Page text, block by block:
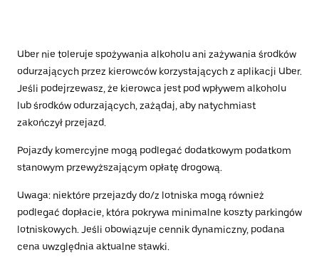
Uber nie toleruje spożywania alkoholu ani zażywania środków
odurzających przez kierowców korzystających z aplikacji Uber.
Jeśli podejrzewasz, że kierowca jest pod wpływem alkoholu
lub środków odurzających, zażądaj, aby natychmiast
zakończył przejazd.
Pojazdy komercyjne mogą podlegać dodatkowym podatkom
stanowym przewyższającym opłatę drogową.
Uwaga: niektóre przejazdy do/z lotniska mogą również
podlegać dopłacie, która pokrywa minimalne koszty parkingów
lotniskowych. Jeśli obowiązuje cennik dynamiczny, podana
cena uwzględnia aktualne stawki.